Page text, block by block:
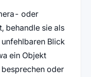
oder
behandle sie als
Blick
ein Objekt
oder